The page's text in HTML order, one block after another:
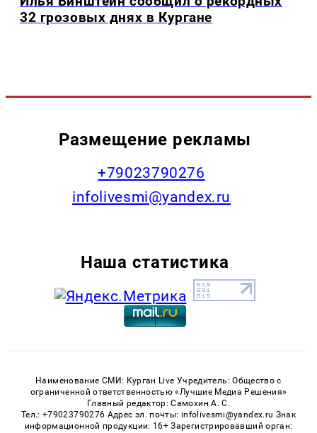
32 грозовых днях в Кургане
Размещение рекламы
+79023790276
infolivesmi@yandex.ru
Наша статистика
Наименование СМИ: Курган Live Учредитель: Общество с
ограниченной ответственностью «Лучшие Медиа Решения»
Главный редактор: Самохин А. С.
Тел.: +79023790276 Адрес эл. почты: infolivesmi@yandex.ru Знак
информационной продукции: 16+ Зарегистрировавший орган: